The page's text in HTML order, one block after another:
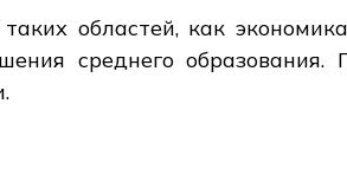
областей, как
среднего